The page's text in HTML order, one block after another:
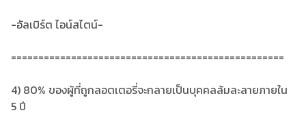
-อัลเบิร์ต ไอน์สไตน์-
==================================================
4) 80% ของผู้ที่ถูกลอตเตอรี่จะกลายเป็นบุคคลล้มละลายภายใน
5 ปี